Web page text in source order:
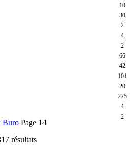
10
30
2
4
2
66
42
101
20
275
4
2
Buro Page 14
résultats